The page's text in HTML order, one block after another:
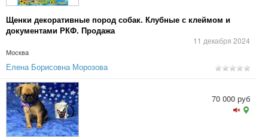
Щенки декоративные пород собак. Клубные с клеймом и
документами РКФ. Продажа
11 декабря 2024
Москва
Елена Борисовна Морозова
70 000 руб